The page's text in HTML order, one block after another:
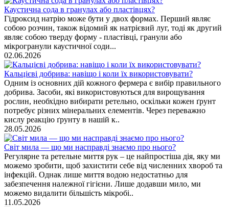
Каустична сода в гранулах або пластівцях?
Гідроксид натрію може бути у двох формах. Перший являє
собою розчин, також відомий як натрієвий луг, тоді як другий
являє собою тверду форму - пластівці, гранули або
мікрогранули каустичної соди...
02.06.2026
Кальцієві добрива: навіщо і коли їх використовувати?
Одним із основних дій кожного фермера є вибір правильного
добрива. Засоби, які використовуються для вирощування
рослин, необхідно вибирати ретельно, оскільки кожен ґрунт
потребує різних мінеральних елементів. Через переважно
кислу реакцію ґрунту в нашій к..
28.05.2026
Світ мила — що ми насправді знаємо про нього?
Регулярне та ретельне миття рук – це найпростіша дія, яку ми
можемо зробити, щоб захистити себе від численних хвороб та
інфекцій. Однак лише миття водою недостатньо для
забезпечення належної гігієни. Лише додавши мило, ми
можемо видалити більшість мікробі..
11.05.2026